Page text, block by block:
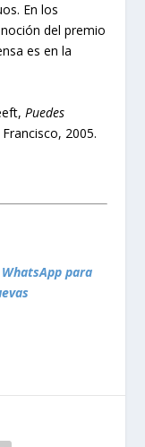
En los
del premio
es en la
Puedes
2005.
para